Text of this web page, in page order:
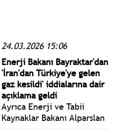
24.03.2026 15:06
Enerji Bakanı Bayraktar'dan
'İran'dan Türkiye'ye gelen
gaz kesildi' iddialarına dair
açıklama geldi
Ayrıca Enerji ve Tabii
Kaynaklar Bakanı Alparslan